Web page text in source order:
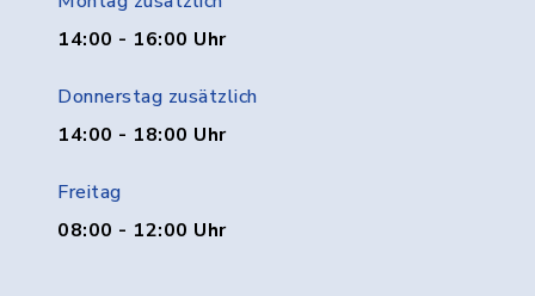
14:00 - 16:00 Uhr
Donnerstag zusätzlich
14:00 - 18:00 Uhr
Freitag
08:00 - 12:00 Uhr